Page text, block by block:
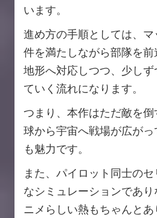
います。
進め方の手順としては、
件を満たしながら部隊を
地形へ対応しつつ、少しず
ていく流れになります。
つまり、本作はただ敵を
球から宇宙へ戦場が広が
も魅力です。
また、パイロット同士の
なシミュレーションであ
ニメらしい熱もちゃんとあ